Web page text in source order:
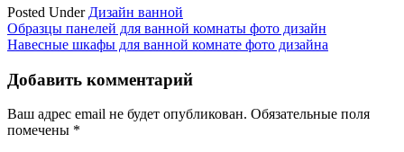
Posted Under Дизайн ванной
Навигация
по
записям
Образцы панелей для ванной комнаты фото дизайн
Навесные шкафы для ванной комнате фото дизайна
Добавить комментарий
Ваш адрес email не будет опубликован. Обязательные поля
помечены *